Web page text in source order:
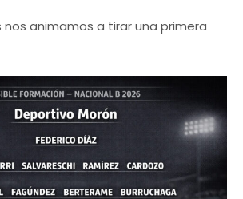
animamos a tirar una primera